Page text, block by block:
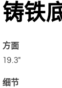
铸铁
方面
19.3"
细节